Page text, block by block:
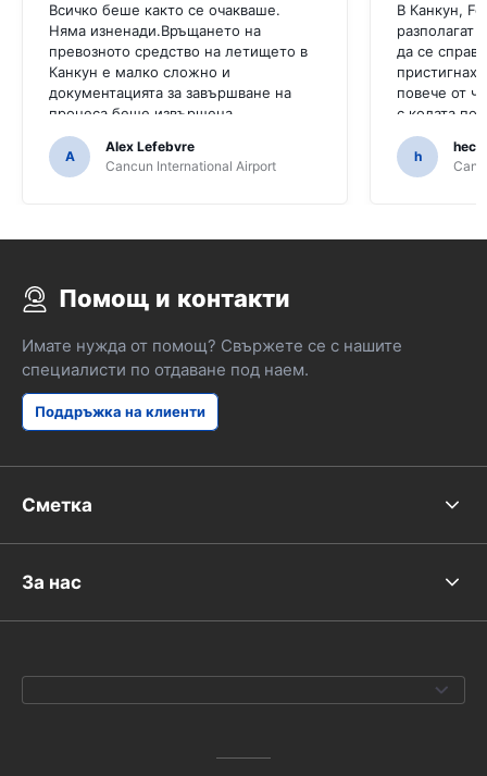
Всичко беше както се очакваше.
Няма изненади.Връщането на
превозното средство на летището в
Канкун е малко сложно и
документацията за завършване на
процеса беше извършена
непрофесионално.
A
Alex Lefebvre
Cancun International Airport
В Канкун,
разполагат
да се
повече от
с колата
h
Помощ и контакти
Имате нужда от помощ? Свържете се с нашите
специалисти по отдаване под наем.
Поддръжка на клиенти
Сметка
За нас